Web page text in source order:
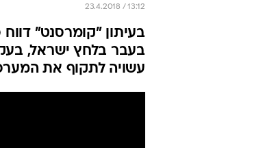
23.4.2018 / 13:12
בעיתון "קומרסנט"
בעבר בלחץ ישראל,
עשויה לתקוף את